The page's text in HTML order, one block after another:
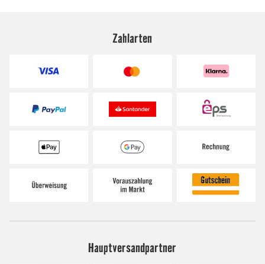
Zahlarten
Hauptversandpartner